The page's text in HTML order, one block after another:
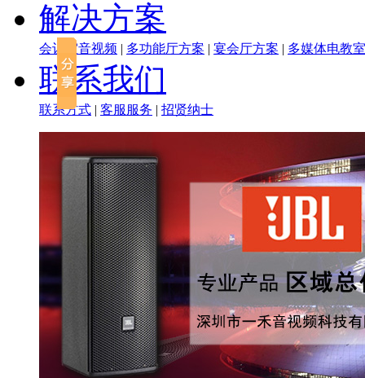
解决方案
会议室音视频 | 多功能厅方案 | 宴会厅方案 | 多媒体电教室
联系我们
联系方式 | 客服服务 | 招贤纳士